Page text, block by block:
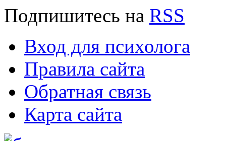
Подпишитесь на RSS
Вход для психолога
Правила сайта
Обратная связь
Карта сайта